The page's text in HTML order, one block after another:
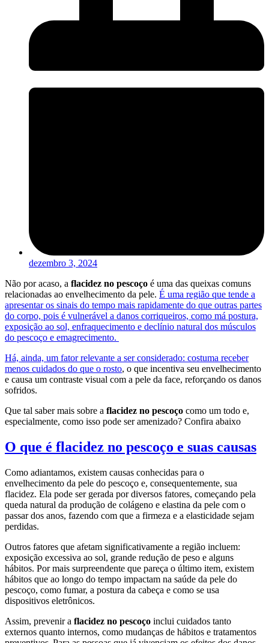
dezembro 3, 2024
Não por acaso, a flacidez no pescoço é uma das queixas comuns
relacionadas ao envelhecimento da pele. É uma região que tende a
apresentar os sinais do tempo mais rapidamente do que outras partes
do corpo, pois é vulnerável a danos corriqueiros, como má postura,
exposição ao sol, enfraquecimento e declínio natural dos músculos
do pescoço e emagrecimento.
Há, ainda, um fator relevante a ser considerado: costuma receber
menos cuidados do que o rosto, o que incentiva seu envelhecimento
e causa um contraste visual com a pele da face, reforçando os danos
sofridos.
Que tal saber mais sobre a flacidez no pescoço como um todo e,
especialmente, como isso pode ser amenizado? Confira abaixo
O que é flacidez no pescoço e suas causas
Como adiantamos, existem causas conhecidas para o
envelhecimento da pele do pescoço e, consequentemente, sua
flacidez. Ela pode ser gerada por diversos fatores, começando pela
queda natural da produção de colágeno e elastina da pele com o
passar dos anos, fazendo com que a firmeza e a elasticidade sejam
perdidas.
Outros fatores que afetam significativamente a região incluem:
exposição excessiva ao sol, grande redução de peso e alguns
hábitos. Por mais surpreendente que pareça o último item, existem
hábitos que ao longo do tempo impactam na saúde da pele do
pescoço, como fumar, a postura da cabeça e como se usa
dispositivos eletrônicos.
Assim, prevenir a flacidez no pescoço inclui cuidados tanto
externos quanto internos, como mudanças de hábitos e tratamentos